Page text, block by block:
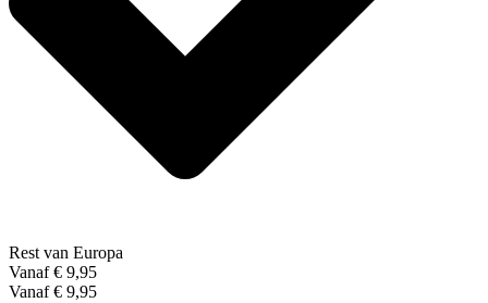
Rest van Europa
Vanaf € 9,95
Vanaf € 9,95